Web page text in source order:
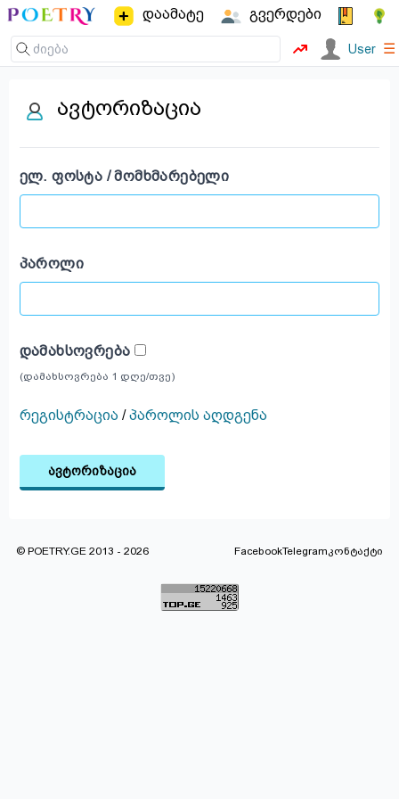
დაამატე გვერდები
User ☰
ავტორიზაცია
ᲔᲚ. ᲤᲝᲡᲢᲐ / ᲛᲝᲛᲮᲛᲐᲠᲔᲑᲔᲚᲘ
ᲞᲐᲠᲝᲚᲘ
ᲓᲐᲛᲐᲮᲡᲝᲕᲠᲔᲑᲐ
(დამახსოვრება 1 დღე/თვე)
რეგისტრაცია /პაროლის აღდგენა
ავტორიზაცია
© POETRY.GE 2013 - 2026 FacebookTelegramკონტაქტი